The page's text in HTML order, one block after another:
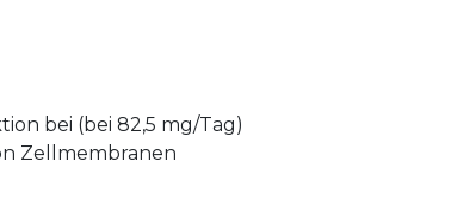
bei (bei 82,5 mg/Tag)
Zellmembranen